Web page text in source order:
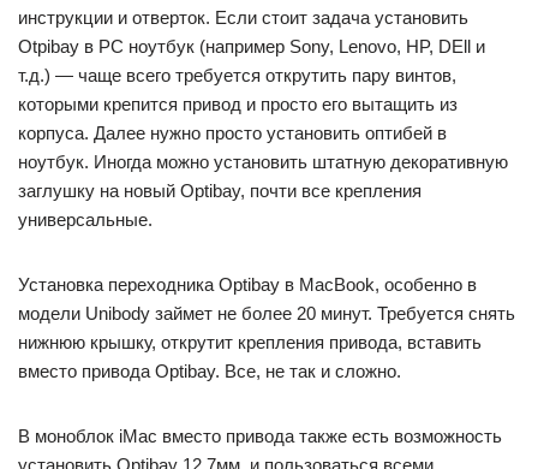
инструкции и отверток. Если стоит задача установить
Otpibay в PC ноутбук (например Sony, Lenovo, HP, DEll и
т.д.) — чаще всего требуется открутить пару винтов,
которыми крепится привод и просто его вытащить из
корпуса. Далее нужно просто установить оптибей в
ноутбук. Иногда можно установить штатную декоративную
заглушку на новый Optibay, почти все крепления
универсальные.
Установка переходника Optibay в MacBook, особенно в
модели Unibody займет не более 20 минут. Требуется снять
нижнюю крышку, открутит крепления привода, вставить
вместо привода Optibay. Все, не так и сложно.
В моноблок iMac вместо привода также есть возможность
установить Optibay 12,7мм, и пользоваться всеми